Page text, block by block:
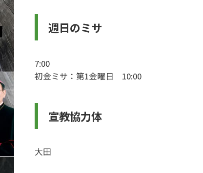
週日のミサ
7:00
初金ミサ：第1金曜日 10:00
宣教協力体
大田